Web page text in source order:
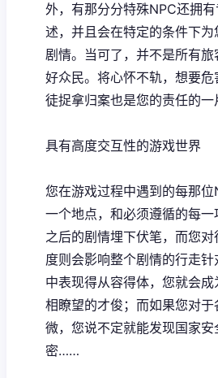
外，有那分分特殊NPC还拥
述，并且会在特定的条件下
剧情。当可了，并不是所有
好众民。将心怀不轨，想要
徒捉拿归案也是您的责任的一
具有高度交互性的游戏世界
您在游戏过程中遇到的每那
一个地点，和必须遵循的每
之后的剧情埋下伏笔，而您
度则会影响整个剧情的行走
中表现得从容得体，您就会成
相瞭望的才俊；而如果您对
微，您说不定就能发现国家
密……